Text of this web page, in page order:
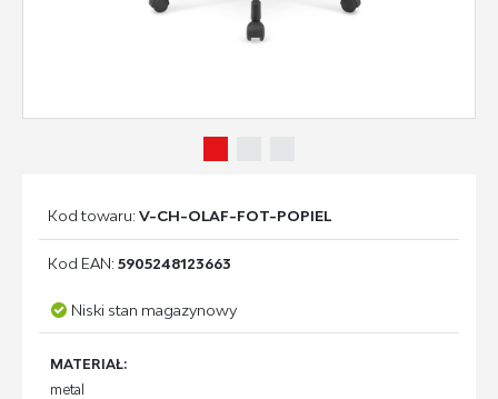
Kod towaru:V-CH-OLAF-FOT-POPIEL
Kod EAN:5905248123663
Niski stan magazynowy
MATERIAŁ:
metal